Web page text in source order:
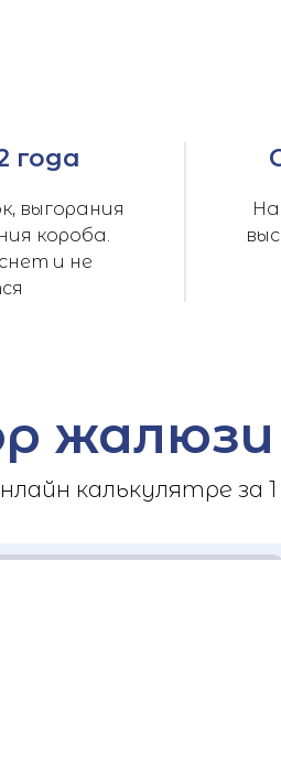
года
выгорания
короба.
и не
жалюзи
калькулятре за